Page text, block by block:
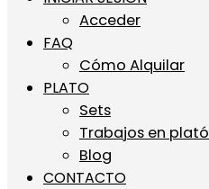
Acceder
FAQ
Cómo Alquilar
PLATO
Sets
Trabajos en plató
Blog
CONTACTO